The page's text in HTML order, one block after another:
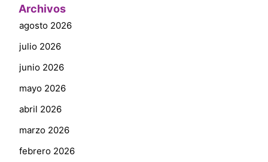
Archivos
agosto 2026
julio 2026
junio 2026
mayo 2026
abril 2026
marzo 2026
febrero 2026